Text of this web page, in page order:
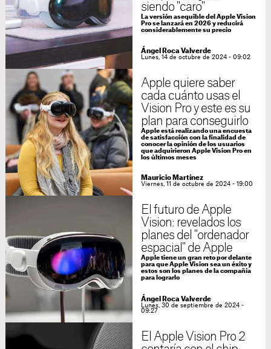
siendo "caro"
La versión asequible del Apple Vision
Pro se lanzará en 2026 y reducirá
considerablemente su precio
Ángel Roca Valverde
Lunes, 14 de octubre de 2024 - 09:02
Apple quiere saber
cada cuánto usas el
Vision Pro y este es su
plan para conseguirlo
Apple está realizando una encuesta
de satisfacción con la finalidad de
conocer la opinión de los usuarios
que adquirieron Apple Vision Pro en
los últimos meses
Mauricio Martínez
Viernes, 11 de octubre de 2024 - 19:00
El futuro de Apple
Vision: revelados los
planes del "ordenador
espacial" de Apple
Apple tiene un gran reto por delante
para que Apple Vision sea un éxito y
estos son los planes de la compañía
para lograrlo
Ángel Roca Valverde
Lunes, 30 de septiembre de 2024 -
09:27
El Apple Vision Pro 2